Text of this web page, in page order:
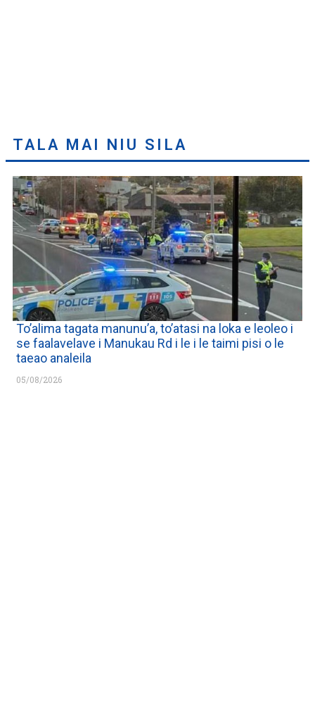
TALA MAI NIU SILA
To’alima tagata manunu’a, to’atasi na loka e leoleo i
se faalavelave i Manukau Rd i le i le taimi pisi o le
taeao analeila
05/08/2026